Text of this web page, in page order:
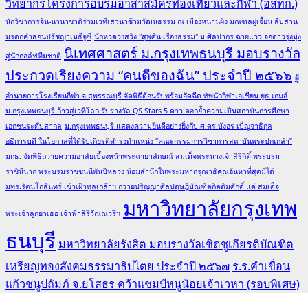
วิทยากรโครงการอบรมอาสาสมัครท่องเที่ยวและกีฬา (อสทก.)
นักวิชาการจีน-นานาชาติร่วมเวทีเสวนาข้ามวัฒนธรรม ณ เมืองหนานผิง มณฑลฝูเจี้ยน สืบสาน
มรดกคำสอนปรัชญาเมธีจูซี นักหวดวงสวิง "สุพศิน เรืองธรรม" ม.ศิลปากร ฉายแวว จ่อดาวรุ่งมุ่ง
สู่นักกอล์ฟทีมชาติ นิเทศศาสตร์ ม.กรุงเทพธนบุรี มอบรางวัล
ประกวดเรียงความ “คนดีของฉัน” ประจำปี ๒๕๖๖ ผู้
อำนวยการโรงเรียนกีฬา จ.สุพรรณบุรี จัดพิธีต้อนรับพร้อมอัดฉีด ทัพนักกีฬาเอเชียน ยูธ เกมส์
ม.กรุงเทพธนบุรี ก้าวสู่เวทีโลก รับรางวัล QS Stars 5 ดาว ตอกย้ำความเป็นสถาบันการศึกษา
เอกชนระดับสากล ม.กรุงเทพธนบุรี แสดงความยินดีอย่างยิ่งกับ ศ.ดร.บังอร เบ็ญจาธิกุล
อธิการบดี ในโอกาสที่ได้รับเกียรติดำรงตำแหน่ง “คณะกรรมการวิชาการสถาบันพระปกเกล้า”
มกธ. จัดพิธีถวายความอาลัยเบื้องหน้าพระฉายาลักษณ์ สมเด็จพระนางเจ้าสิริกิติ์ พระบรม
ราชินีนาถ พระบรมราชชนนีพันปีหลวง น้อมสำนึกในพระมหากรุณาธิคุณอันหาที่สุดมิได้
มทร.รัตนโกสินทร์ เข้าเฝ้าทูลเกล้าฯ ถวายปริญญาศิลปดุษฎีบัณฑิตกิตติมศักดิ์ แด่ สมเด็จ
พระเจ้าลูกยาเธอ เจ้าฟ้าสิริวัณณวรีฯ มหาวิทยาลัยกรุงเทพ
ธนบุรี มหาวิทยาลัยรังสิต มอบรางวัลเชิดชูเกียรติบัณฑิต
เหรียญทองสังคมธรรมาธิปไตย ประจำปี ๒๕๖๗ ร.ร.คำเขื่อน
แก้วชนูปถัมภ์ จ.ยโสธร คว้าแชมป์หนูน้อยเจ้าเวหา (รอบพิเศษ)